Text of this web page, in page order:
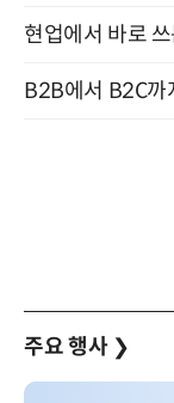
주요 행사 ❯